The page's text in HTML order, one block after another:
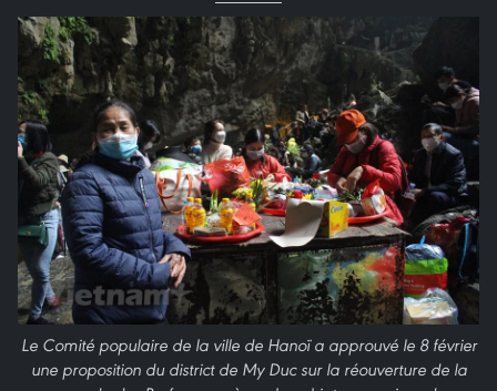
Le Comité populaire de la ville de Hanoï a approuvé le 8 février
une proposition du district de My Duc sur la réouverture de la